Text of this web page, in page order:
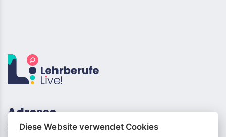
Adresse
info (at) lehrberufe-live.ch
Diese Website verwendet Cookies